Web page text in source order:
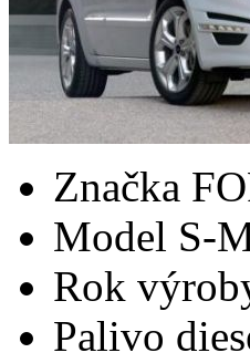
Značka
Model S-
Rok
Palivo